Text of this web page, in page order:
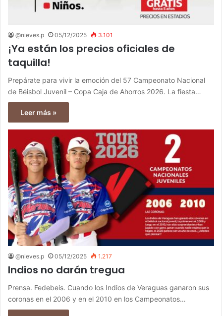
@nieves.p 05/12/2025 3.101
¡Ya están los precios oficiales de
taquilla!
Prepárate para vivir la emoción del 57 Campeonato Nacional
de Béisbol Juvenil – Copa Caja de Ahorros 2026. La fiesta…
Leer más »
@nieves.p 05/12/2025 1.217
Indios no darán tregua
Prensa. Fedebeis. Cuando los Indios de Veraguas ganaron sus
coronas en el 2006 y en el 2010 en los Campeonatos…